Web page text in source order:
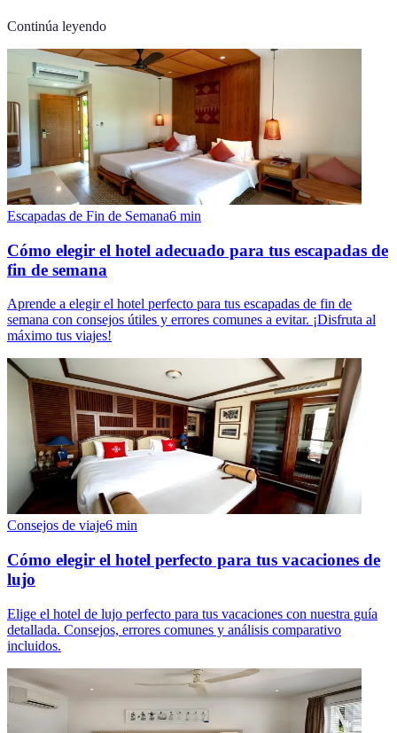
Continúa leyendo
Escapadas de Fin de Semana6 min
Cómo elegir el hotel adecuado para tus escapadas de
fin de semana
Aprende a elegir el hotel perfecto para tus escapadas de fin de
semana con consejos útiles y errores comunes a evitar. ¡Disfruta al
máximo tus viajes!
Consejos de viaje6 min
Cómo elegir el hotel perfecto para tus vacaciones de
lujo
Elige el hotel de lujo perfecto para tus vacaciones con nuestra guía
detallada. Consejos, errores comunes y análisis comparativo
incluidos.